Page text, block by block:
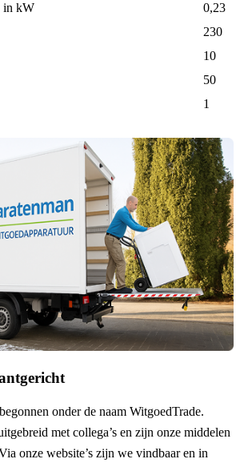
in kW
0,23
230
10
50
1
onder de naam WitgoedTrade.
met collega’s en zijn onze middelen
onze website’s zijn we vindbaar en in